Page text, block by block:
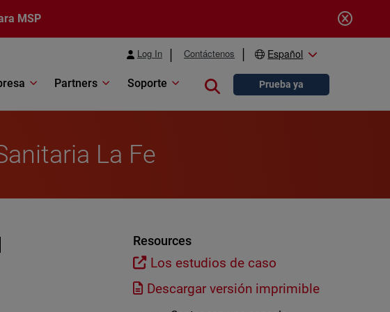
MSP
Log In Contáctenos Español
Partners Soporte Close searchPrueba ya
La Fe
Resources
Los estudios de caso
Descargar versión imprimible